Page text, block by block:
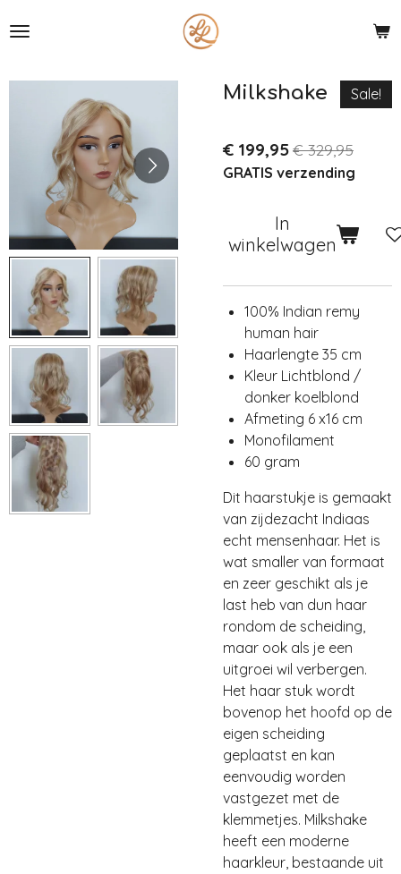
direct
de
hoofdinhoud
Milkshake Sale!
€ 199,95€ 329,95
GRATIS verzending
In
winkelwagen
100% Indian remy
human hair
Haarlengte 35 cm
Kleur Lichtblond /
donker koelblond
Afmeting 6 x16 cm
Monofilament
60 gram
Dit haarstukje is gemaakt
van zijdezacht Indiaas
echt mensenhaar. Het is
wat smaller van formaat
en zeer geschikt als je
last heb van dun haar
rondom de scheiding,
maar ook als je een
uitgroei wil verbergen.
Het haar stuk wordt
bovenop het hoofd op de
eigen scheiding
geplaatst en kan
eenvoudig worden
vastgezet met de
klemmetjes. Milkshake
heeft een moderne
haarkleur, bestaande uit